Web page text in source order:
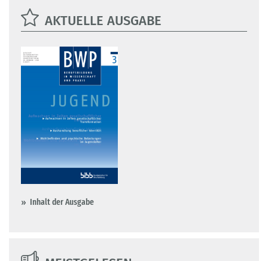
AKTUELLE AUSGABE
Inhalt der Ausgabe